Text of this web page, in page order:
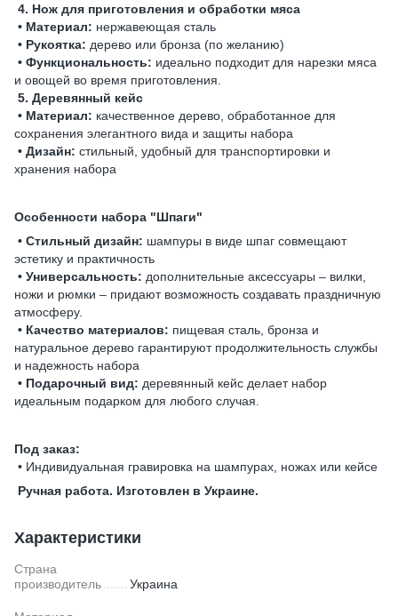
4. Нож для приготовления и обработки мяса
• Материал: нержавеющая сталь
• Рукоятка: дерево или бронза (по желанию)
• Функциональность: идеально подходит для нарезки мяса
и овощей во время приготовления.
5. Деревянный кейс
• Материал: качественное дерево, обработанное для
сохранения элегантного вида и защиты набора
• Дизайн: стильный, удобный для транспортировки и
хранения набора
Особенности набора "Шпаги"
• Стильный дизайн: шампуры в виде шпаг совмещают
эстетику и практичность
• Универсальность: дополнительные аксессуары – вилки,
ножи и рюмки – придают возможность создавать праздничную
атмосферу.
• Качество материалов: пищевая сталь, бронза и
натуральное дерево гарантируют продолжительность службы
и надежность набора
• Подарочный вид: деревянный кейс делает набор
идеальным подарком для любого случая.
Под заказ:
• Индивидуальная гравировка на шампурах, ножах или кейсе
Ручная работа. Изготовлен в Украине.
Характеристики
Страна
производитель
Украина